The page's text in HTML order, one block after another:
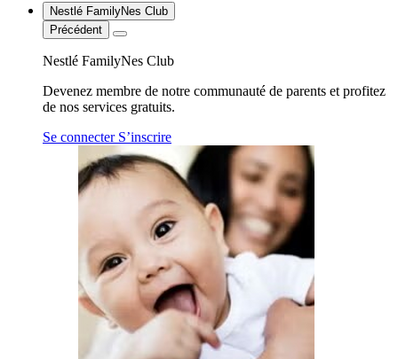
Nestlé FamilyNes Club
Précédent
Nestlé FamilyNes Club
Devenez membre de notre communauté de parents et profitez
de nos services gratuits.
Se connecter S’inscrire